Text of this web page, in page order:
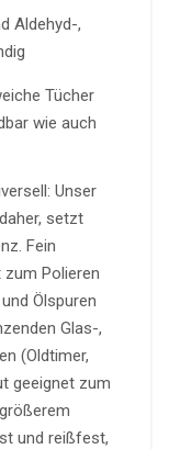
Aldehyd-,
Tücher
wie auch
Unser
setzt
Fein
Polieren
Ölspuren
Glas-,
(Oldtimer,
geeignet zum
und reißfest,